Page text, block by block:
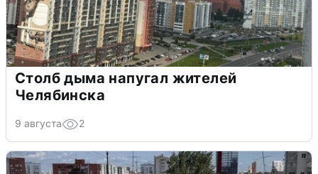
Столб дыма напугал жителей
Челябинска
9 августа 2